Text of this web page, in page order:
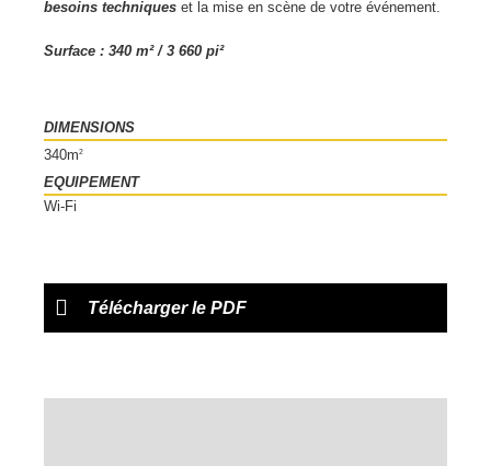
besoins techniques et la mise en scène de votre événement.
Surface : 340 m² / 3 660 pi²
DIMENSIONS
340m2
EQUIPEMENT
Wi-Fi
Télécharger le PDF